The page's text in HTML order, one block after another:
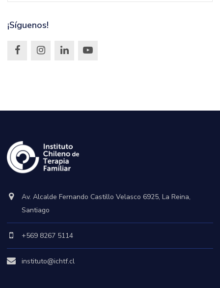
¡Síguenos!
Av. Alcalde Fernando Castillo Velasco 6925, La Reina,
Santiago
+569 8267 5114
instituto@ichtf.cl